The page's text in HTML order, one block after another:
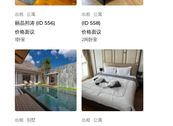
出租 ᐧ公寓
丽晶邦涛 (ID 556)
价格面议
1卧室
出租 ᐧ公寓
(ID 558)
价格面议
2间卧室
出租 ᐧ别墅 出租 ᐧ公寓